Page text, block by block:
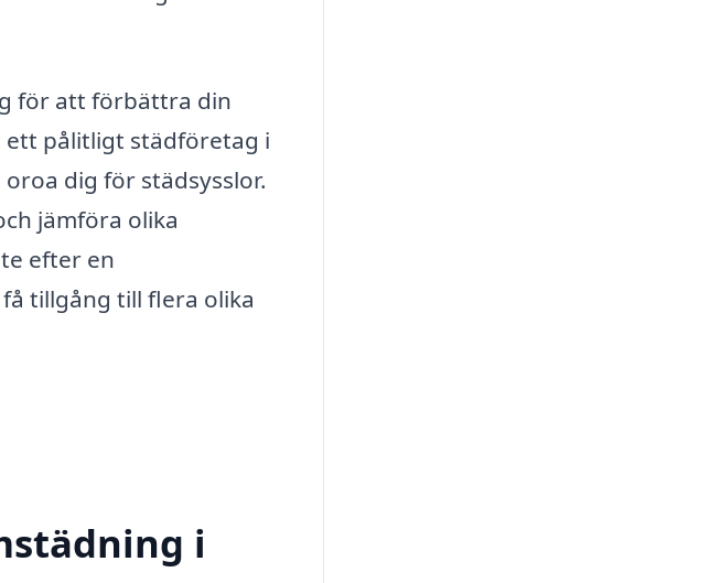
för att förbättra din
ett pålitligt städföretag i
dig för städsysslor.
jämföra olika
efter en
tillgång till flera olika
i